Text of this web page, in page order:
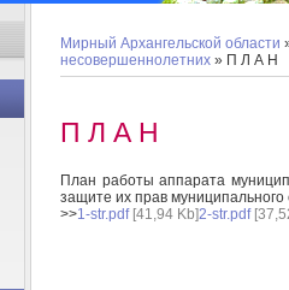
Мирный Архангельской области
несовершеннолетних » П Л А Н
П Л А Н
План работы аппарата
защите их прав
>>1-str.pdf[41,94 Kb]2-str.pdf